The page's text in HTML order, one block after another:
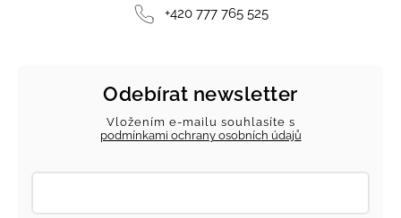
+420 777 765 525
Odebírat newsletter
Vložením e-mailu souhlasíte s
podmínkami ochrany osobních údajů